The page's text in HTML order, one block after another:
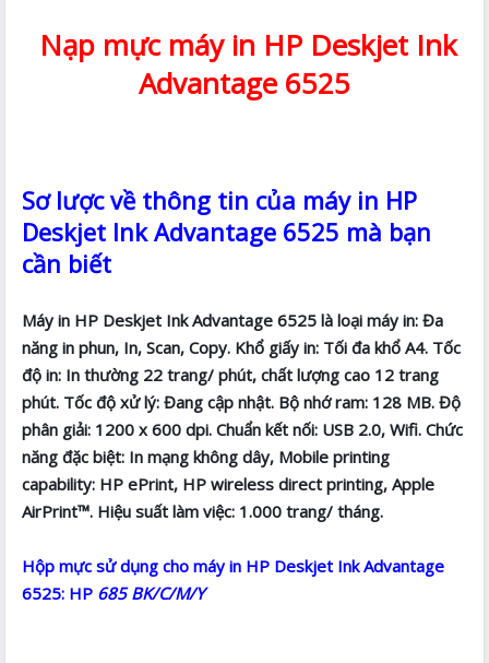
Nạp mực máy in HP Deskjet Ink
Advantage 6525
Sơ lược về thông tin của máy in HP
Deskjet Ink Advantage 6525 mà bạn
cần biết
Máy in HP Deskjet Ink Advantage 6525 là loại máy in: Đa
năng in phun, In, Scan, Copy. Khổ giấy in: Tối đa khổ A4. Tốc
độ in: In thường 22 trang/ phút, chất lượng cao 12 trang
phút. Tốc độ xử lý: Đang cập nhật. Bộ nhớ ram: 128 MB. Độ
phân giải: 1200 x 600 dpi. Chuẩn kết nối: USB 2.0, Wifi. Chức
năng đặc biệt: In mạng không dây, Mobile printing
capability: HP ePrint, HP wireless direct printing, Apple
AirPrint™. Hiệu suất làm việc: 1.000 trang/ tháng.
Hộp mực sử dụng cho máy in HP Deskjet Ink Advantage
6525: HP 685 BK/C/M/Y